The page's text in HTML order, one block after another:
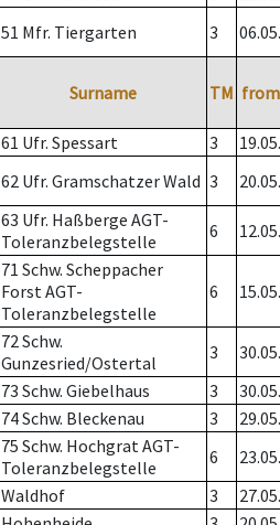
51 Mfr. Tiergarten 3 06.05.
Surname TM from
61 Ufr. Spessart 3 19.05.
62 Ufr. Gramschatzer Wald 3 20.05.
63 Ufr. Haßberge AGT-
Toleranzbelegstelle
6 12.05.
71 Schw. Scheppacher
Forst AGT-
Toleranzbelegstelle
6 15.05.
72 Schw.
Gunzesried/Ostertal
3 30.05.
73 Schw. Giebelhaus 3 30.05.
74 Schw. Bleckenau 3 29.05.
75 Schw. Hochgrat AGT-
Toleranzbelegstelle
6 23.05.
Waldhof 3 27.05.